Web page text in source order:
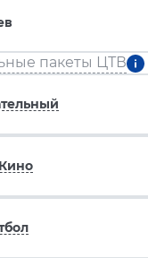
пакеты ЦТВ